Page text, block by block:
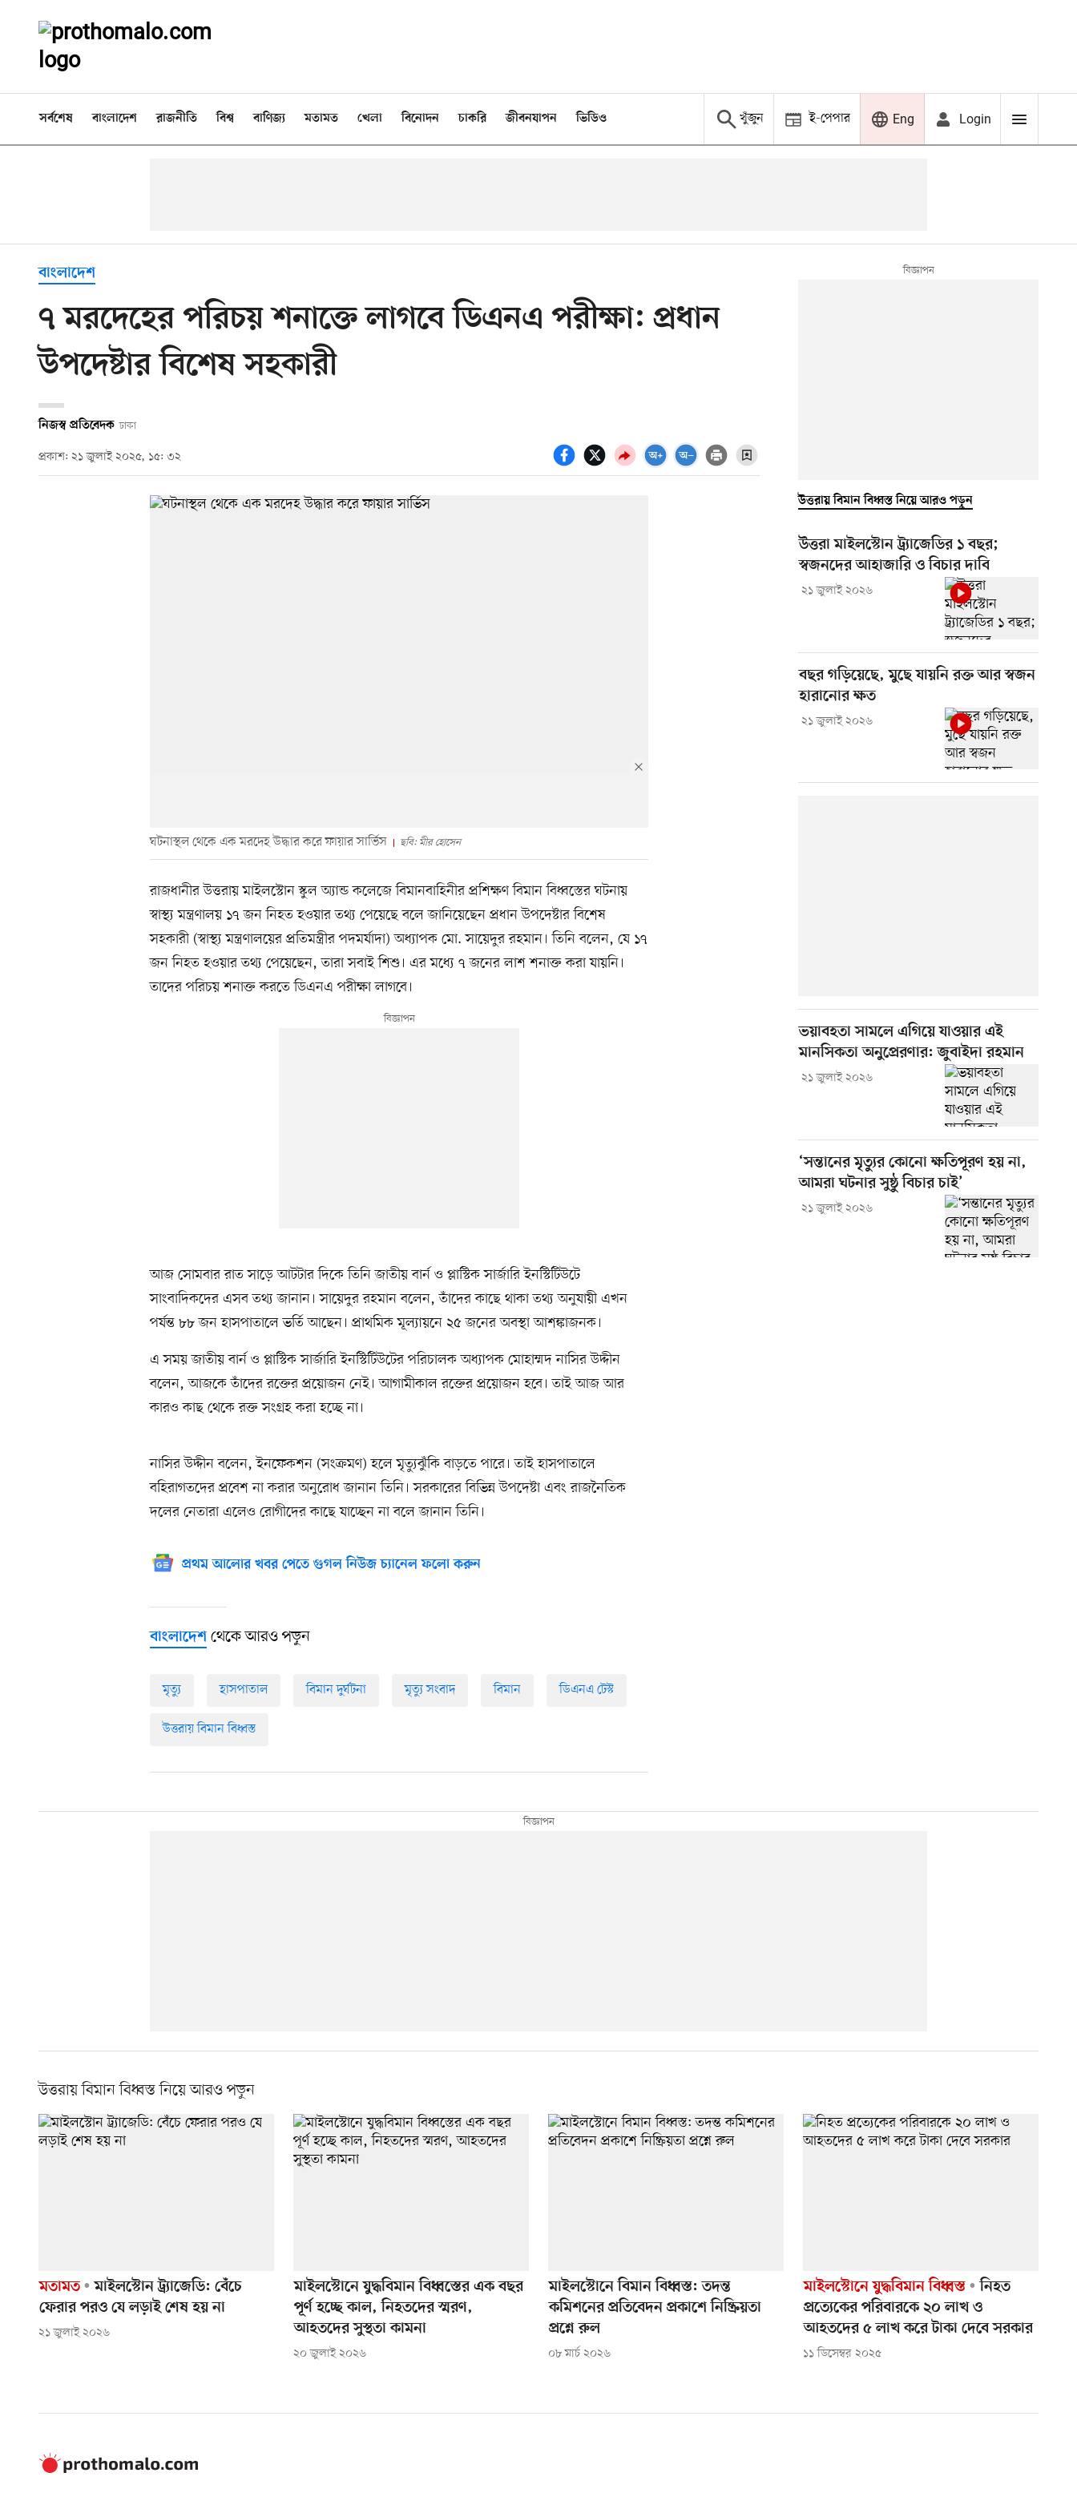
সর্বশেষ বাংলাদেশ রাজনীতি বিশ্ব বাণিজ্য মতামত খেলা বিনোদন চাকরি জীবনযাপন ভিডিও খুঁজুন ই-পেপার Eng Login
বাংলাদেশ
৭ মরদেহের পরিচয় শনাক্তে লাগবে ডিএনএ পরীক্ষা: প্রধান
উপদেষ্টার বিশেষ সহকারী
নিজস্ব প্রতিবেদক ঢাকা
প্রকাশ: ২১ জুলাই ২০২৫, ১৫: ৩২
ঘটনাস্থল থেকে এক মরদেহ উদ্ধার করে ফায়ার সার্ভিস ছবি: মীর হোসেন
রাজধানীর উত্তরায় মাইলস্টোন স্কুল অ্যান্ড কলেজে বিমানবাহিনীর প্রশিক্ষণ বিমান বিধ্বস্তের ঘটনায়
স্বাস্থ্য মন্ত্রণালয় ১৭ জন নিহত হওয়ার তথ্য পেয়েছে বলে জানিয়েছেন প্রধান উপদেষ্টার বিশেষ
সহকারী (স্বাস্থ্য মন্ত্রণালয়ের প্রতিমন্ত্রীর পদমর্যাদা) অধ্যাপক মো. সায়েদুর রহমান। তিনি বলেন, যে ১৭
জন নিহত হওয়ার তথ্য পেয়েছেন, তারা সবাই শিশু। এর মধ্যে ৭ জনের লাশ শনাক্ত করা যায়নি।
তাদের পরিচয় শনাক্ত করতে ডিএনএ পরীক্ষা লাগবে।
আজ সোমবার রাত সাড়ে আটটার দিকে তিনি জাতীয় বার্ন ও প্লাস্টিক সার্জারি ইনস্টিটিউটে
সাংবাদিকদের এসব তথ্য জানান। সায়েদুর রহমান বলেন, তাঁদের কাছে থাকা তথ্য অনুযায়ী এখন
পর্যন্ত ৮৮ জন হাসপাতালে ভর্তি আছেন। প্রাথমিক মূল্যায়নে ২৫ জনের অবস্থা আশঙ্কাজনক।
এ সময় জাতীয় বার্ন ও প্লাস্টিক সার্জারি ইনস্টিটিউটের পরিচালক অধ্যাপক মোহাম্মদ নাসির উদ্দীন
বলেন, আজকে তাঁদের রক্তের প্রয়োজন নেই। আগামীকাল রক্তের প্রয়োজন হবে। তাই আজ আর
কারও কাছ থেকে রক্ত সংগ্রহ করা হচ্ছে না।
নাসির উদ্দীন বলেন, ইনফেকশন (সংক্রমণ) হলে মৃত্যুঝুঁকি বাড়তে পারে। তাই হাসপাতালে
বহিরাগতদের প্রবেশ না করার অনুরোধ জানান তিনি। সরকারের বিভিন্ন উপদেষ্টা এবং রাজনৈতিক
দলের নেতারা এলেও রোগীদের কাছে যাচ্ছেন না বলে জানান তিনি।
প্রথম আলোর খবর পেতে গুগল নিউজ চ্যানেল ফলো করুন
বাংলাদেশ থেকে আরও পড়ুন
মৃত্যু হাসপাতাল বিমান দুর্ঘটনা মৃত্যু সংবাদ বিমান ডিএনএ টেস্ট
উত্তরায় বিমান বিধ্বস্ত
উত্তরায় বিমান বিধ্বস্ত নিয়ে আরও পড়ুন
উত্তরা মাইলস্টোন ট্র্যাজেডির ১ বছর;
স্বজনদের আহাজারি ও বিচার দাবি
২১ জুলাই ২০২৬
বছর গড়িয়েছে, মুছে যায়নি রক্ত আর স্বজন
হারানোর ক্ষত
২১ জুলাই ২০২৬
ভয়াবহতা সামলে এগিয়ে যাওয়ার এই
মানসিকতা অনুপ্রেরণার: জুবাইদা রহমান
২১ জুলাই ২০২৬
‘সন্তানের মৃত্যুর কোনো ক্ষতিপূরণ হয় না,
আমরা ঘটনার সুষ্ঠু বিচার চাই’
২১ জুলাই ২০২৬
উত্তরায় বিমান বিধ্বস্ত নিয়ে আরও পড়ুন
মতামত
মাইলস্টোন ট্র্যাজেডি: বেঁচে
ফেরার পরও যে লড়াই শেষ হয় না
২১ জুলাই ২০২৬
মাইলস্টোনে যুদ্ধবিমান বিধ্বস্তের এক বছর
পূর্ণ হচ্ছে কাল, নিহতদের স্মরণ,
আহতদের সুস্থতা কামনা
২০ জুলাই ২০২৬
মাইলস্টোনে বিমান বিধ্বস্ত: তদন্ত
কমিশনের প্রতিবেদন প্রকাশে নিষ্ক্রিয়তা
প্রশ্নে রুল
০৮ মার্চ ২০২৬
মাইলস্টোনে যুদ্ধবিমান বিধ্বস্ত
নিহত
প্রত্যেকের পরিবারকে ২০ লাখ ও
আহতদের ৫ লাখ করে টাকা দেবে সরকার
১১ ডিসেম্বর ২০২৫